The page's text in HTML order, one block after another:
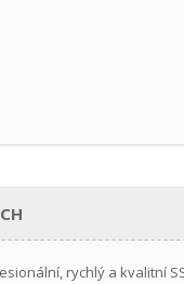
rychlý a kvalitní